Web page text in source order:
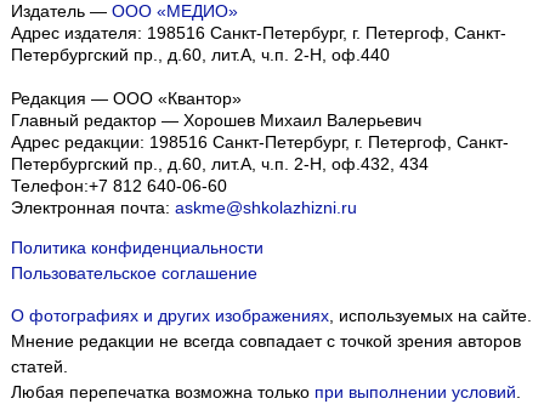
Издатель — ООО «МЕДИО»
Адрес издателя: 198516 Санкт-Петербург, г. Петергоф, Санкт-
Петербургский пр., д.60, лит.А, ч.п. 2-Н, оф.440
Редакция — ООО «Квантор»
Главный редактор — Хорошев Михаил Валерьевич
Адрес редакции: 198516 Санкт-Петербург, г. Петергоф Санкт-
Петербургский пр., д.60, лит.А, ч.п. 2-Н, оф.432, 434
Телефон:+7 812 640-06-60
Электронная почта: askme@shkolazhizni.ru
Политика конфиденциальности
Пользовательское соглашение
О фотографиях и других изображениях, используемых на сайте.
Мнение редакции не всегда совпадает с точкой зрения авторов
статей.
Любая перепечатка возможна только при выполнении условий